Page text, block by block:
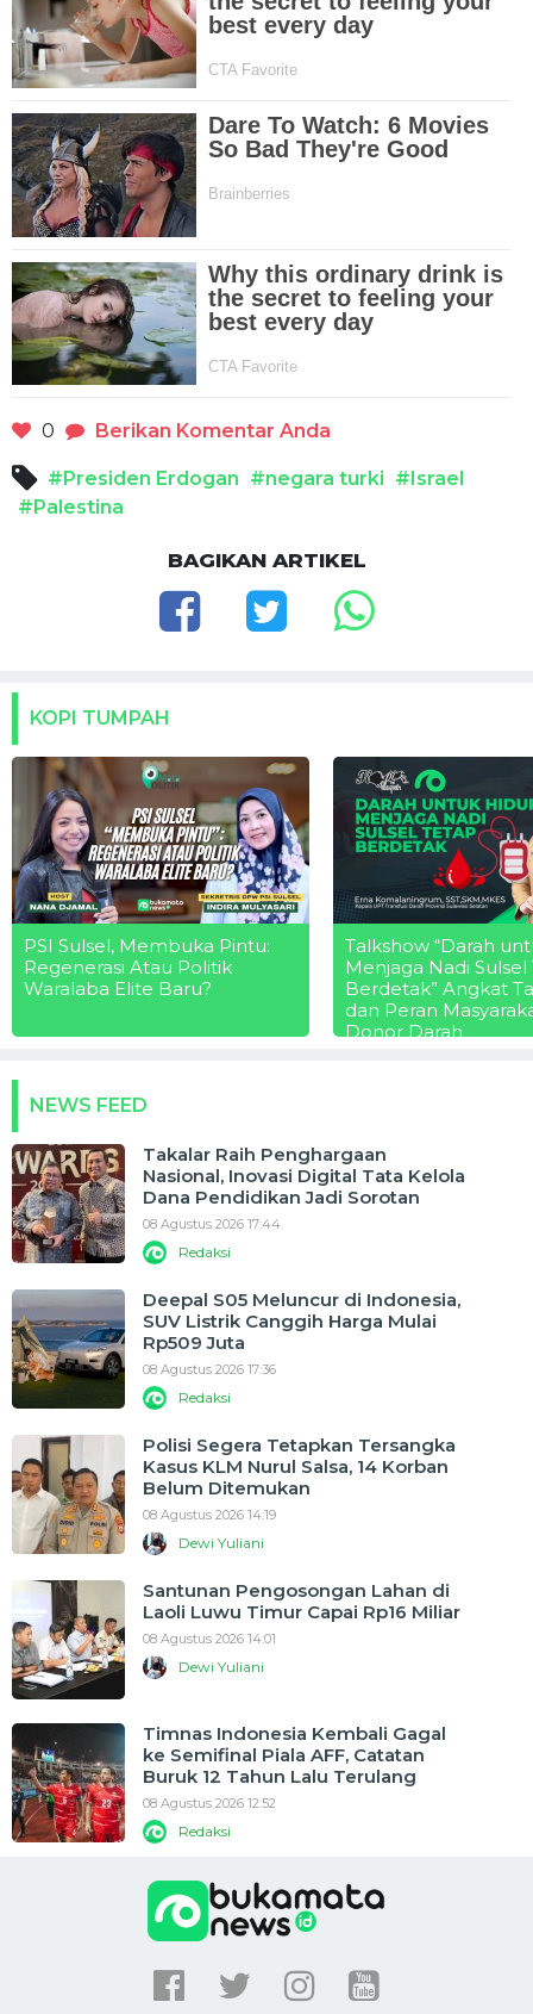
0 Berikan Komentar Anda
#Presiden Erdogan #negara turki #Israel
#Palestina
BAGIKAN ARTIKEL
KOPI TUMPAH
PSI Sulsel, Membuka Pintu:
Regenerasi Atau Politik
Waralaba Elite Baru?
Talkshow “Darah
Menjaga Nadi Sulsel
Berdetak” Angkat
dan Peran
Donor Darah
NEWS FEED
Takalar Raih Penghargaan
Nasional, Inovasi Digital Tata Kelola
Dana Pendidikan Jadi Sorotan
08 Agustus 2026 17:44
Redaksi
Deepal S05 Meluncur di Indonesia,
SUV Listrik Canggih Harga Mulai
Rp509 Juta
08 Agustus 2026 17:36
Redaksi
Polisi Segera Tetapkan Tersangka
Kasus KLM Nurul Salsa, 14 Korban
Belum Ditemukan
08 Agustus 2026 14:19
Dewi Yuliani
Santunan Pengosongan Lahan di
Laoli Luwu Timur Capai Rp16 Miliar
08 Agustus 2026 14:01
Dewi Yuliani
Timnas Indonesia Kembali Gagal
ke Semifinal Piala AFF, Catatan
Buruk 12 Tahun Lalu Terulang
08 Agustus 2026 12:52
Redaksi